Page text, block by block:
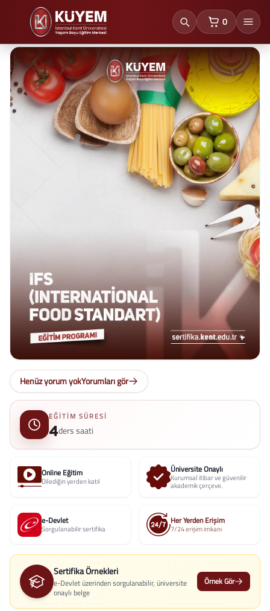
0
sepetteki
Henüz yorum yokYorumları gör
EĞITIM SÜRESI
4ders saati
Online Eğitim
Dilediğin yerden katıl
Üniversite Onaylı
Kurumsal itibar ve güvenilir
akademik çerçeve.
e-Devlet
Sorgulanabilir sertifika
Her Yerden Erişim
7/24 erişim imkanı
Sertifika Örnekleri
e-Devlet üzerinden sorgulanabilir, üniversite
onaylı belge
Örnek Gör